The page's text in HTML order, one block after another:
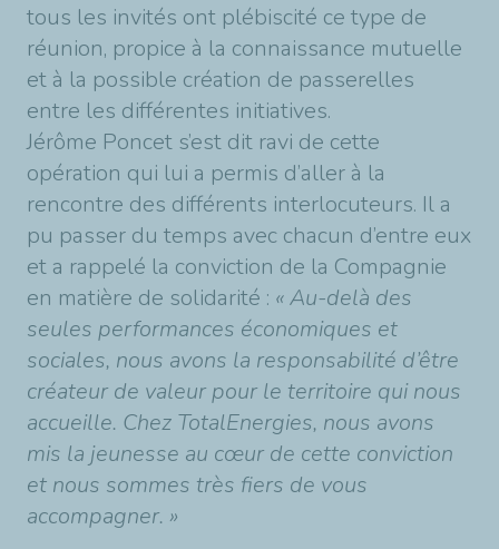
tous les invités ont plébiscité ce type de
réunion, propice à la connaissance mutuelle
et à la possible création de passerelles
entre les différentes initiatives.
Jérôme Poncet s’est dit ravi de cette
opération qui lui a permis d’aller à la
rencontre des différents interlocuteurs. Il a
pu passer du temps avec chacun d’entre eux
et a rappelé la conviction de la Compagnie
en matière de solidarité : « Au-delà des
seules performances économiques et
sociales, nous avons la responsabilité d’être
créateur de valeur pour le territoire qui nous
accueille. Chez TotalEnergies, nous avons
mis la jeunesse au cœur de cette conviction
et nous sommes très fiers de vous
accompagner. »